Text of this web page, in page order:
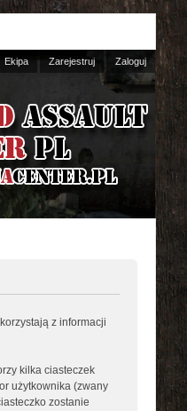
Ekipa Zarejestruj Zaloguj
korzystają z informacji
kilka ciasteczek
użytkownika (zwany
zostanie